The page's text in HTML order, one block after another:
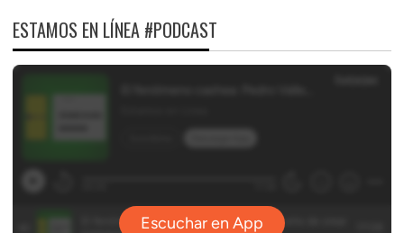
ESTAMOS EN LÍNEA #PODCAST